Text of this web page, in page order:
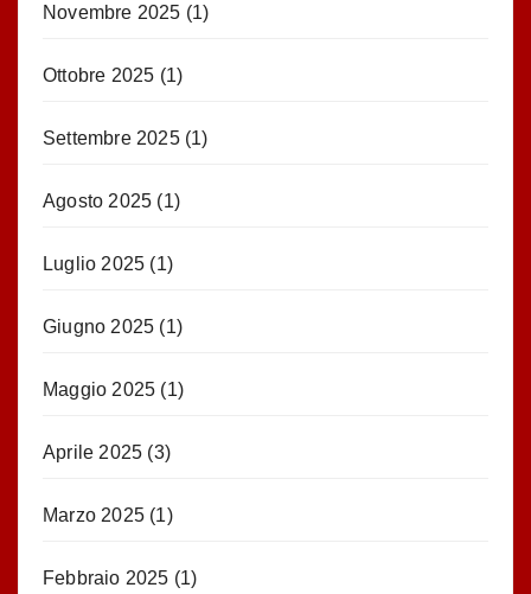
Novembre 2025 (1)
Ottobre 2025 (1)
Settembre 2025(1)
Agosto 2025 (1)
Luglio 2025 (1)
Giugno 2025 (1)
Maggio 2025 (1)
Aprile 2025 (3)
Marzo 2025 (1)
Febbraio 2025 (1)